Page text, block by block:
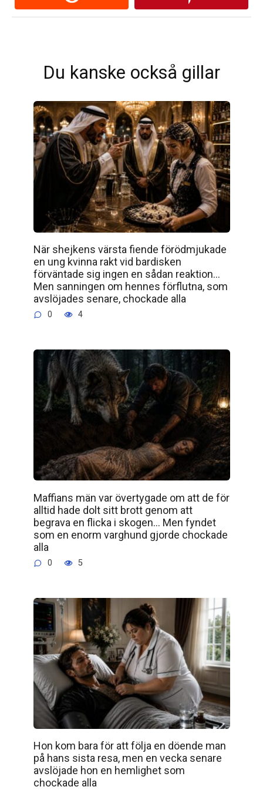
Du kanske också gillar
När shejkens värsta fiende förödmjukade
en ung kvinna rakt vid bardisken
förväntade sig ingen en sådan reaktion…
Men sanningen om hennes förflutna, som
avslöjades senare, chockade alla
0 4
Maffians män var övertygade om att de för
alltid hade dolt sitt brott genom att
begrava en flicka i skogen… Men fyndet
som en enorm varghund gjorde chockade
alla
0 5
Hon kom bara för att följa en döende man
på hans sista resa, men en vecka senare
avslöjade hon en hemlighet som
chockade alla